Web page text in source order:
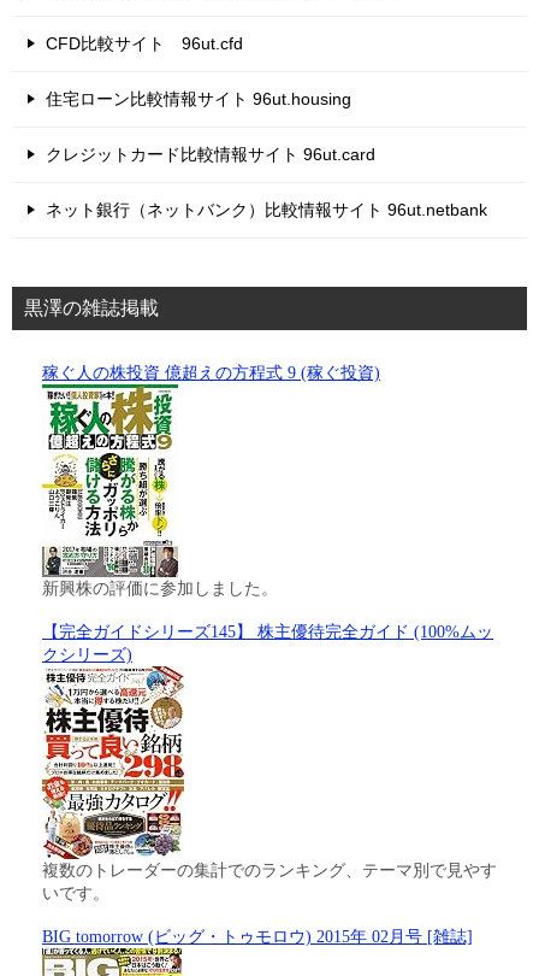
CFD比較サイト 96ut.cfd
住宅ローン比較情報サイト 96ut.housing
クレジットカード比較情報サイト 96ut.card
ネット銀行（ネットバンク）比較情報サイト 96ut.netbank
黒澤の雑誌掲載
稼ぐ人の株投資 億超えの方程式 9 (稼ぐ投資)
新興株の評価に参加しました。
【完全ガイドシリーズ145】 株主優待完全ガイド (100%ムッ
クシリーズ)
複数のトレーダーの集計でのランキング、テーマ別で見やす
いです。
BIG tomorrow (ビッグ・トゥモロウ) 2015年 02月号 [雑誌]